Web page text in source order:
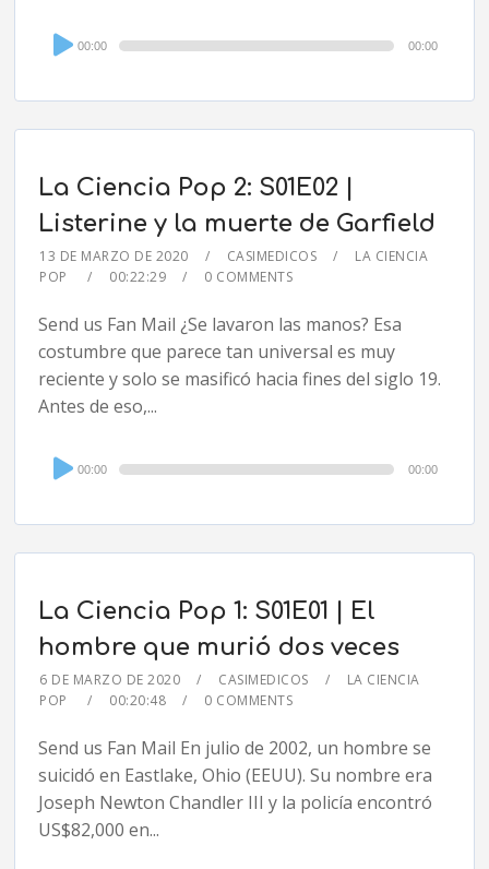
Audio
Player
00:00 00:00
La Ciencia Pop 2: S01E02 |
Listerine y la muerte de Garfield
13 DE MARZO DE 2020 CASIMEDICOS
LA CIENCIA
POP
00:22:29 0 COMMENTS
Send us Fan Mail ¿Se lavaron las manos? Esa
costumbre que parece tan universal es muy
reciente y solo se masificó hacia fines del siglo 19.
Antes de eso,...
Audio
Player
00:00 00:00
La Ciencia Pop 1: S01E01 | El
hombre que murió dos veces
6 DE MARZO DE 2020 CASIMEDICOS
LA CIENCIA
POP
00:20:48 0 COMMENTS
Send us Fan Mail En julio de 2002, un hombre se
suicidó en Eastlake, Ohio (EEUU). Su nombre era
Joseph Newton Chandler III y la policía encontró
US$82,000 en...